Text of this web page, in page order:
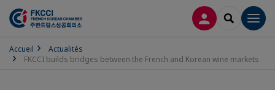
CONNEXION
Accueil
Actualités
FKCCI builds bridges between the French and Korean wine markets